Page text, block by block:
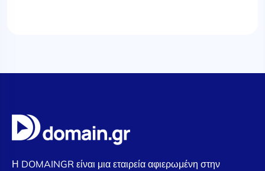
Η DOMAINGR είναι μια εταιρεία αφιερωμένη στην